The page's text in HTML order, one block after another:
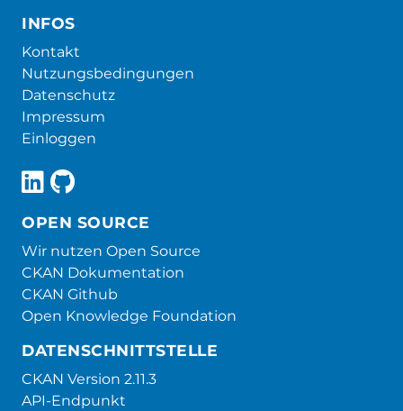
INFOS
Kontakt
Nutzungsbedingungen
Datenschutz
Impressum
Einloggen
OPEN SOURCE
Wir nutzen Open Source
CKAN Dokumentation
CKAN Github
Open Knowledge Foundation
DATENSCHNITTSTELLE
CKAN Version 2.11.3
API-Endpunkt